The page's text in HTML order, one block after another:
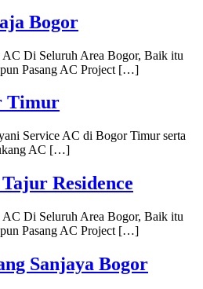
Bogor
AC Di Seluruh Area Bogor, Baik itu
Pasang AC Project […]
Timur
Service AC di Bogor Timur serta
AC […]
Residence
AC Di Seluruh Area Bogor, Baik itu
Pasang AC Project […]
Sanjaya Bogor